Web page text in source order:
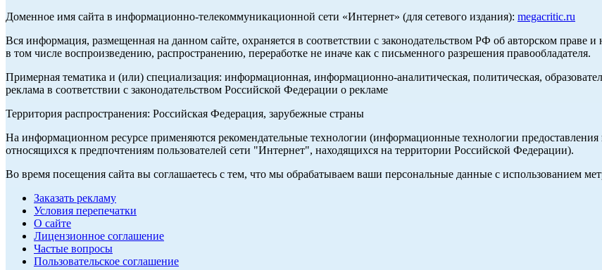
Доменное имя сайта в информационно-телекоммуникационной сети «Интернет» (для сетевого издания): megacritic.ru
Вся информация, размещенная на данном сайте, охраняется в соответствии с законодательством РФ об авторском
в том числе воспроизведению, распространению, переработке не иначе как с письменного разрешения правообладателя.
Примерная тематика и (или) специализация: информационная, информационно-аналитическая, политическая,
реклама в соответствии с законодательством Российской Федерации о рекламе
Территория распространения: Российская Федерация, зарубежные страны
На информационном ресурсе применяются рекомендательные технологии (информационные технологии
относящихся к предпочтениям пользователей сети "Интернет", находящихся на территории Российской Федерации).
Во время посещения сайта вы соглашаетесь с тем, что мы обрабатываем ваши персональные данные с использованием
Заказать рекламу
Условия перепечатки
О сайте
Лицензионное соглашение
Частые вопросы
Пользовательское соглашение